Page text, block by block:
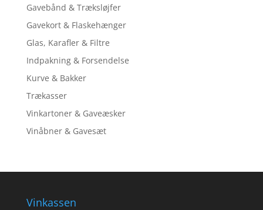
Gavebånd & Træksløjfer
Gavekort & Flaskehænger
Glas, Karafler & Filtre
Indpakning & Forsendelse
Kurve & Bakker
Trækasser
Vinkartoner & Gaveæsker
Vinåbner & Gavesæt
Vinkassen